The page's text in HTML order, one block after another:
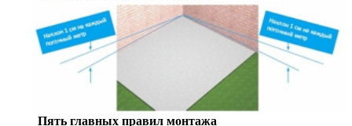
Пять главных правил монтажа